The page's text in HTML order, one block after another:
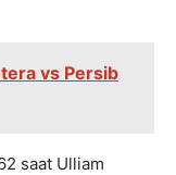
vs Persib
saat Ulliam